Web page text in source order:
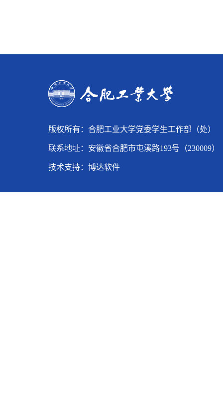
版权所有：合肥工业大学党委学生工作部（处）
联系地址：安徽省合肥市屯溪路193号（230009）
技术支持： 博达软件